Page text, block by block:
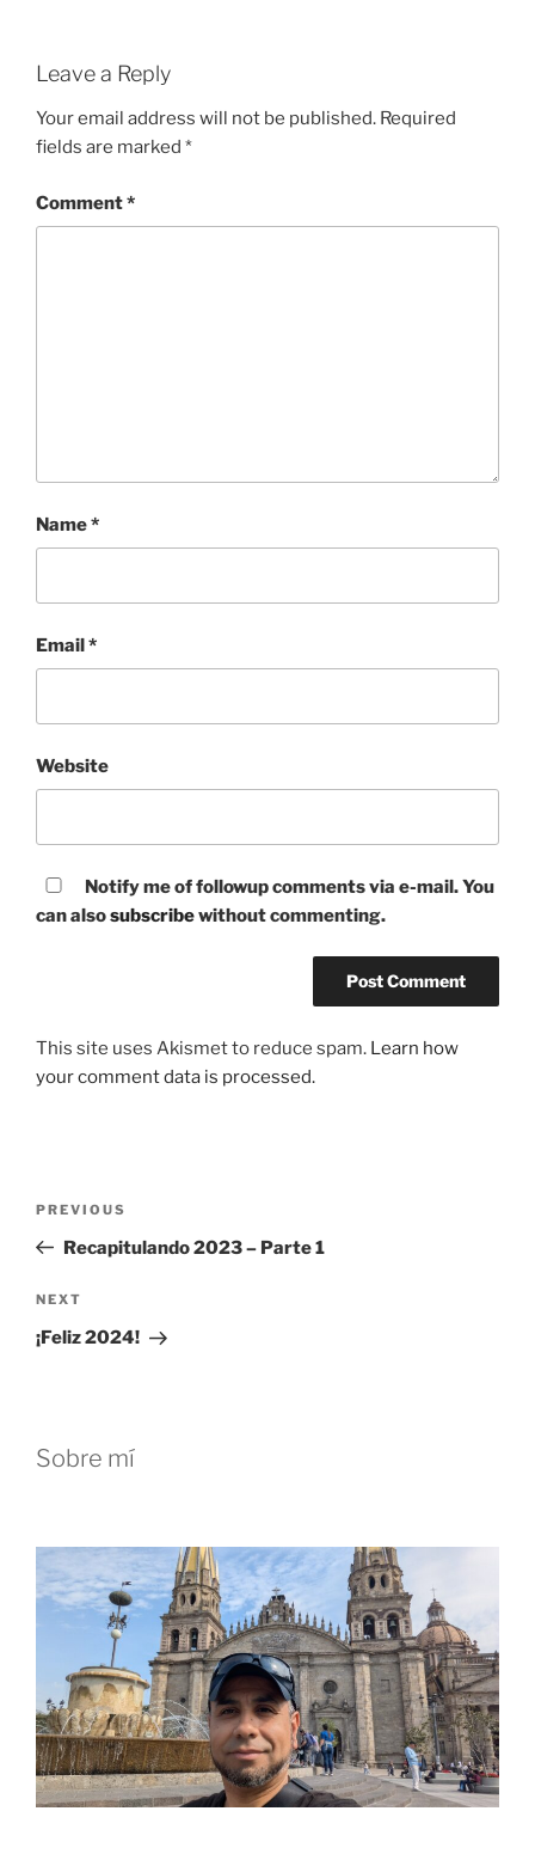
Leave a Reply
Your email address will not be published. Required
fields are marked *
Comment*
Name*
Email*
Website
Notify me of followup comments via e-mail. You
can alsosubscribewithout commenting.
This site uses Akismet to reduce spam. Learn how
your comment data is processed.
Previous
Post
PREVIOUS
Recapitulando 2023 – Parte 1
Next
Post
NEXT
¡Feliz 2024!
Sobre mí